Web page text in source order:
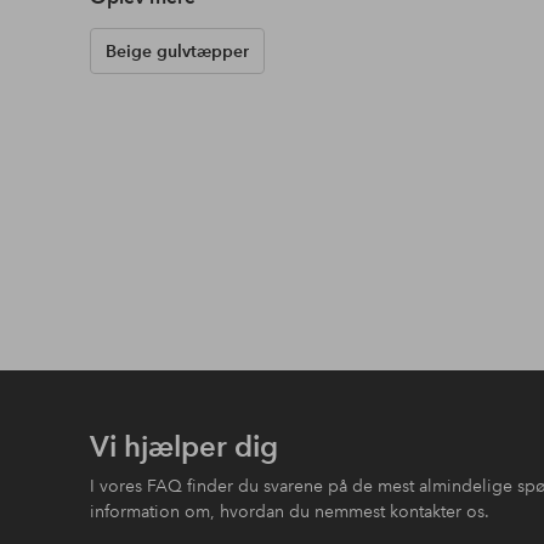
Beige gulvtæpper
Vi hjælper dig
I vores FAQ finder du svarene på de mest almindelige
information om, hvordan du nemmest kontakter os.